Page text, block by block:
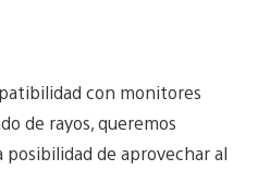
con monitores
de rayos, queremos
posibilidad de aprovechar al